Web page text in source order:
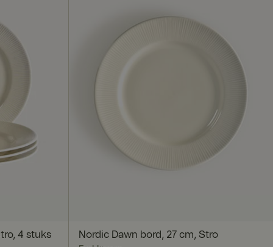
4 stuks Nordic Dawn bord, 27 cm, Stro